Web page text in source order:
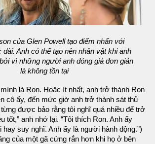
của Glen Powell tạo điểm nhấn với
dài. Anh có thể tạo nên nhân vật khi anh
vì những người anh đóng giả đơn giản
là không tồn tại
là Ron. Hoặc ít nhất, anh trở thành Ron
cô ấy, đến mức giờ anh trở thành sát thủ
được bảo rằng tôi nghĩ quá nhiều để trở
tốt,” anh nhớ lại. “Tôi thích Ron. Anh ấy
hay suy nghĩ. Anh ấy là người hành động.”)
của một gã cứng rắn hơn khi họ ở bên